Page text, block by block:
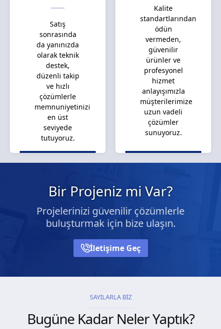
Satış
sonrasında
da yanınızda
olarak teknik
destek,
düzenli takip
ve hızlı
çözümlerle
memnuniyetinizi
en üst
seviyede
tutuyoruz.
Kalite
standartlarından
ödün
vermeden,
güvenilir
ürünler ve
profesyonel
hizmet
anlayışımızla
müşterilerimize
uzun vadeli
çözümler
sunuyoruz.
Bir Projeniz mi Var?
Projelerinizi güvenilir çözümlerle
buluşturmak için bize ulaşın.
İletişime Geç
SAYILARLA BİZ
Bugüne Kadar Neler Yaptık?